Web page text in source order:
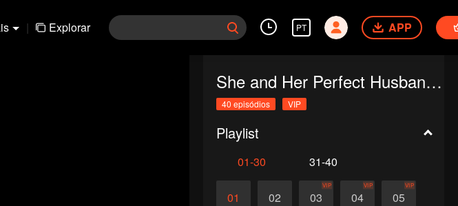
| Explorar PT APP
She and Her Perfect Husband (Thai Ver.)
40 episódios VIP
Playlist
01-30 31-40
01 02 03
VIP
04
VIP
05
VIP